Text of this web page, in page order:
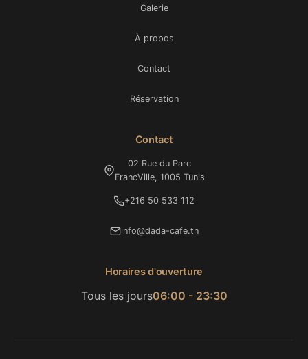
Galerie
À propos
Contact
Réservation
Contact
02 Rue du Parc
FrancVille, 1005 Tunis
+216 50 533 112
info@dada-cafe.tn
Horaires d'ouverture
Tous les jours06:00 - 23:30